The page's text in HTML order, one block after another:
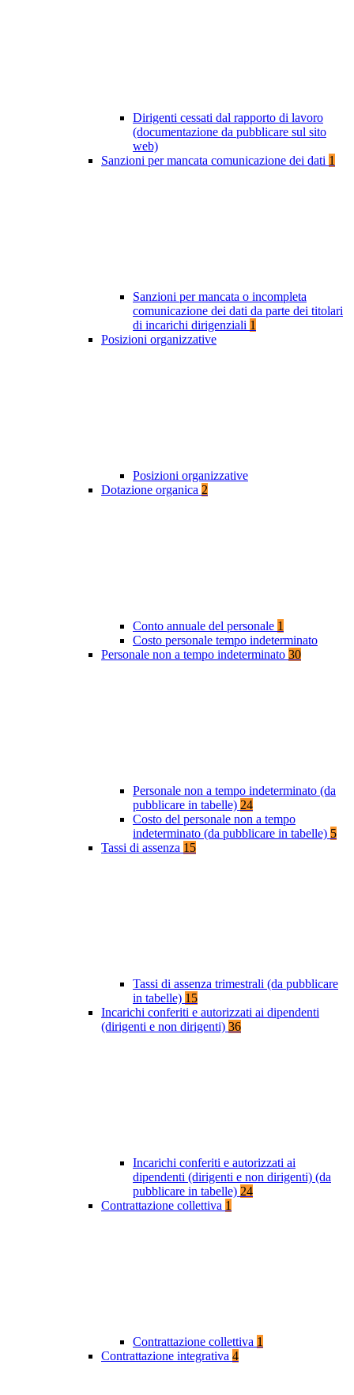
Dirigenti cessati dal rapporto di lavoro
(documentazione da pubblicare sul sito
web)
Sanzioni per mancata comunicazione dei dati 1
Sanzioni per mancata o incompleta
comunicazione dei dati da parte dei titolari
di incarichi dirigenziali 1
Posizioni organizzative
Posizioni organizzative
Dotazione organica 2
Conto annuale del personale 1
Costo personale tempo indeterminato
Personale non a tempo indeterminato 30
Personale non a tempo indeterminato (da
pubblicare in tabelle) 24
Costo del personale non a tempo
indeterminato (da pubblicare in tabelle) 5
Tassi di assenza 15
Tassi di assenza trimestrali (da pubblicare
in tabelle) 15
Incarichi conferiti e autorizzati ai dipendenti
(dirigenti e non dirigenti) 36
Incarichi conferiti e autorizzati ai
dipendenti (dirigenti e non dirigenti) (da
pubblicare in tabelle) 24
Contrattazione collettiva 1
Contrattazione collettiva 1
Contrattazione integrativa 4